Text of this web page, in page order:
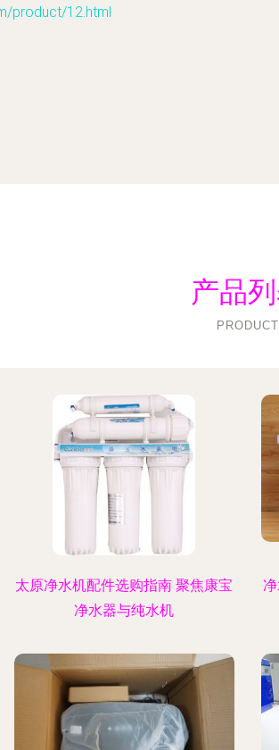
product/12.html
产品
PRODUCT
太原净水机配件选购指南 聚焦康宝
净水器与纯水机